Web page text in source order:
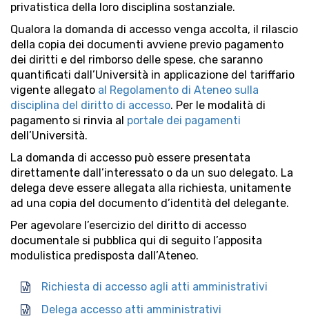
privatistica della loro disciplina sostanziale.
Qualora la domanda di accesso venga accolta, il rilascio
della copia dei documenti avviene previo pagamento
dei diritti e del rimborso delle spese, che saranno
quantificati dall’Università in applicazione del tariffario
vigente allegato al Regolamento di Ateneo sulla
disciplina del diritto di accesso. Per le modalità di
pagamento si rinvia al portale dei pagamenti
dell’Università.
La domanda di accesso può essere presentata
direttamente dall’interessato o da un suo delegato. La
delega deve essere allegata alla richiesta, unitamente
ad una copia del documento d’identità del delegante.
Per agevolare l’esercizio del diritto di accesso
documentale si pubblica qui di seguito l’apposita
modulistica predisposta dall’Ateneo.
Richiesta di accesso agli atti amministrativi
Delega accesso atti amministrativi